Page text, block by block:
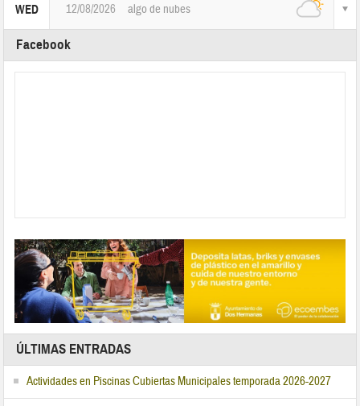
WED 12/08/2026 algo de nubes
Facebook
ÚLTIMAS ENTRADAS
Actividades en Piscinas Cubiertas Municipales temporada 2026-2027